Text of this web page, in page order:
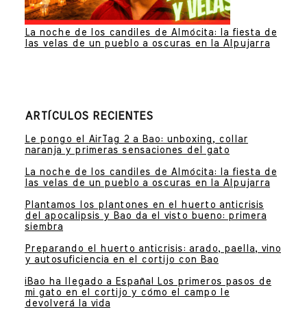
La noche de los candiles de Almócita: la fiesta de
las velas de un pueblo a oscuras en la Alpujarra
ARTÍCULOS RECIENTES
Le pongo el AirTag 2 a Bao: unboxing, collar
naranja y primeras sensaciones del gato
La noche de los candiles de Almócita: la fiesta de
las velas de un pueblo a oscuras en la Alpujarra
Plantamos los plantones en el huerto anticrisis
del apocalipsis y Bao da el visto bueno: primera
siembra
Preparando el huerto anticrisis: arado, paella, vino
y autosuficiencia en el cortijo con Bao
¡Bao ha llegado a España! Los primeros pasos de
mi gato en el cortijo y cómo el campo le
devolverá la vida